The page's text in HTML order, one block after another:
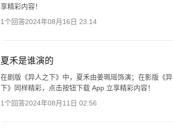
享精彩内容！
1个回答2024年08月16日 23:14
夏禾是谁演的
在剧版《异人之下》中，夏禾由姜珮瑶饰演；在影版《
下》同样精彩，点击按钮下载 App 立享精彩内容！
1个回答2024年08月11日 02:56